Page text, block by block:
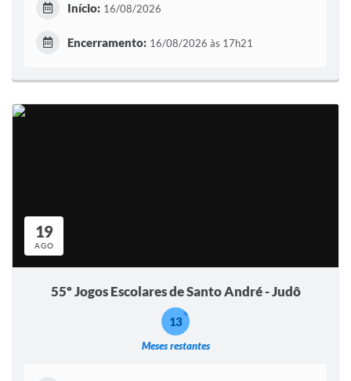
Início: 16/08/2026
Encerramento: 16/08/2026 às 17h21
19
AGO
55º Jogos Escolares de Santo André - Judô
Meses restantes
13